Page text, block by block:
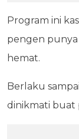
Program ini
pengen
hemat.
Berlaku
dinikmati buat